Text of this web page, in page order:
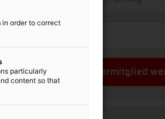
Jetzt Fördermitglied
order to correct
particularly
content so that